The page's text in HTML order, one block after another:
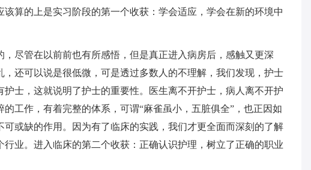
算的上是实习阶段的第一个收获：学会适应，学会在新的环境中
管在以前前也有所感悟，但是真正进入病房后，感触又更深
还可以说是很低微，可是透过多数人的不理解，我们发现，护士
士，这就说明了护士的重要性。医生离不开护士，病人离不开护
工作，有着完整的体系，可谓“麻雀虽小，五脏俱全”，也正因如
或缺的作用。因为有了临床的实践，我们才更全面而深刻的了解
业。进入临床的第二个收获：正确认识护理，树立了正确的职业